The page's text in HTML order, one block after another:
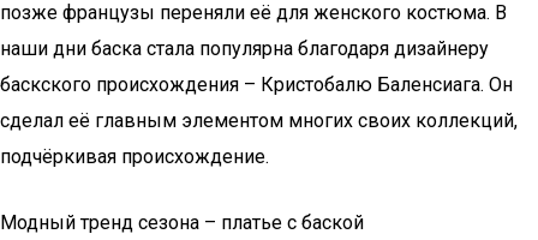
позже французы переняли её для женского костюма. В
наши дни баска стала популярна благодаря дизайнеру
баскского происхождения – Кристобалю Баленсиага. Он
сделал её главным элементом многих своих коллекций,
подчёркивая происхождение.
Модный тренд сезона – платье с баской